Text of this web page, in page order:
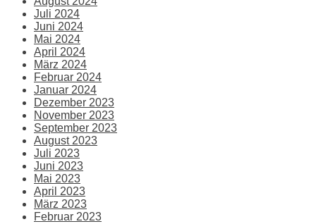
Juli 2024
Juni 2024
Mai 2024
April 2024
März 2024
Februar 2024
Januar 2024
Dezember 2023
November 2023
September 2023
August 2023
Juli 2023
Juni 2023
Mai 2023
April 2023
März 2023
Februar 2023